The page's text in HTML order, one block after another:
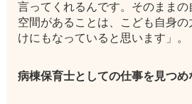
言ってくれるんです。そのままの
空間があることは、こども自身
けにもなっていると思います」。
病棟保育士としての仕事を見つめ